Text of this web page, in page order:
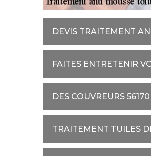
DEVIS TRAITEMENT
FAITES ENTRETENIR
DES COUVREURS
TRAITEMENT TUILES